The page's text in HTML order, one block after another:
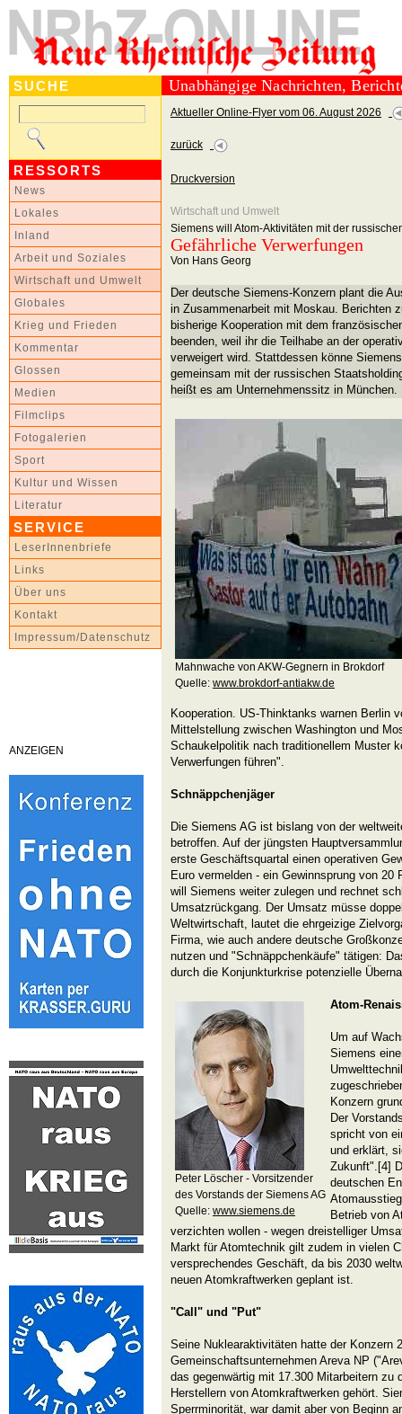
SUCHE
RESSORTS
News
Lokales
Inland
Arbeit und Soziales
Wirtschaft und Umwelt
Globales
Krieg und Frieden
Kommentar
Glossen
Medien
Filmclips
Fotogalerien
Sport
Kultur und Wissen
Literatur
SERVICE
LeserInnenbriefe
Links
Über uns
Kontakt
Impressum/Datenschutz
ANZEIGEN
Unabhängige Nachrichten,
Aktueller Online-Flyer vom 06. August 2026
zurück
Druckversion
Wirtschaft und Umwelt
Siemens will Atom-Aktivitäten mit der
Gefährliche Verwerfungen
Von Hans Georg
Der deutsche Siemens-Konzern plant die
in Zusammenarbeit mit Moskau. Berichten
bisherige Kooperation mit dem
beenden, weil ihr die Teilhabe an der
verweigert wird. Stattdessen könne
gemeinsam mit der russischen
heißt es am Unternehmenssitz in München.
Mahnwache von AKW-Gegnern in Brokdorf
Quelle: www.brokdorf-antiakw.de
Kooperation. US-Thinktanks warnen Berlin
Mittelstellung zwischen Washington und
Schaukelpolitik nach traditionellem Muster
Verwerfungen führen".
Schnäppchenjäger
Die Siemens AG ist bislang von der
betroffen. Auf der jüngsten
erste Geschäftsquartal einen operativen
Euro vermelden - ein Gewinnsprung von 20
will Siemens weiter zulegen und rechnet
Umsatzrückgang. Der Umsatz müsse
Weltwirtschaft, lautet die ehrgeizige
Firma, wie auch andere deutsche
nutzen und "Schnäppchenkäufe" tätigen:
durch die Konjunkturkrise potenzielle
Peter Löscher - Vorsitzender
des Vorstands der Siemens AG
Quelle: www.siemens.de
Atom-
Um auf
Siemens
Konzern
Der
spricht von
und erklärt,
Zukunft".[4]
deutschen
Betrieb von
verzichten wollen - wegen dreistelliger
Markt für Atomtechnik gilt zudem in vielen
versprechendes Geschäft, da bis 2030
neuen Atomkraftwerken geplant ist.
"Call" und "Put"
Seine Nuklearaktivitäten hatte der Konzern
Gemeinschaftsunternehmen Areva NP
das gegenwärtig mit 17.300 Mitarbeitern zu
Herstellern von Atomkraftwerken gehört.
Sperrminorität, war damit aber von Beginn